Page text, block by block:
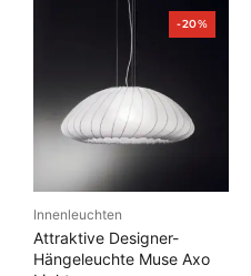
-20%Produkt
im
Innenleuchten
Attraktive Designer-
Hängeleuchte Muse Axo